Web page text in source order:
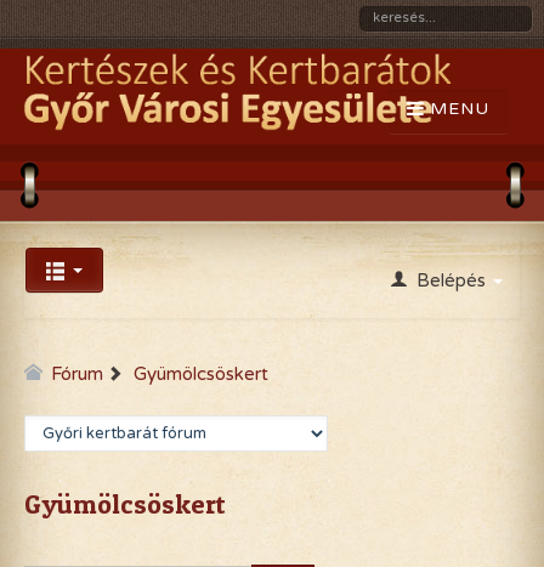
Belépés
Fórum Gyümölcsöskert
Gyümölcsöskert